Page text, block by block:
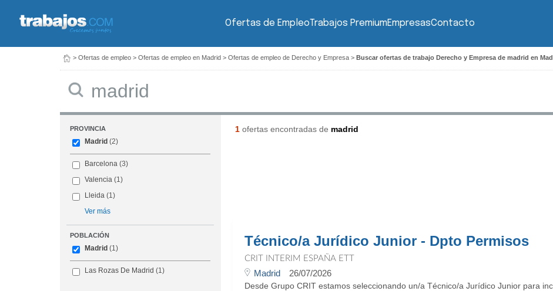
Ofertas de EmpleoTrabajos PremiumEmpresasContacto
> Ofertas de empleo > Ofertas de empleo en Madrid > Ofertas de empleo de Derecho y Empresa > Buscar ofertas de trabajo Derecho y Empresa de madrid en
PROVINCIA
Madrid (2)
Barcelona (3)
Valencia (1)
Lleida (1)
Ver más
POBLACIÓN
Madrid (1)
Las Rozas De Madrid (1)
1ofertas encontradas de madrid
Técnico/a Jurídico Junior - Dpto Permisos
CRIT INTERIM ESPAÑA ETT
Madrid 26/07/2026
Desde Grupo CRIT estamos seleccionando un/a Técnico/a Jurídico Junior para